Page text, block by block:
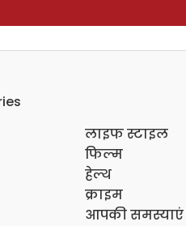
लाइफ स्टाइल
फिल्म
हेल्थ
क्राइम
आपकी समस्याएं